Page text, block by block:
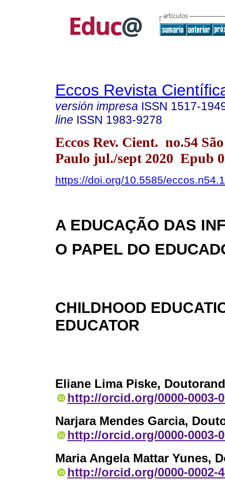
Eccos Revista
versión impresa ISSN 1517-
line ISSN 1983-9278
Eccos Rev. Cient. no.54 São
Paulo jul./sept 2020 Epub
https://doi.org/10.5585/
A EDUCAÇÃO DAS
O PAPEL DO
CHILDHOOD
EDUCATOR
Eliane Lima Piske,
http://orcid.org/0000-0003-
Narjara Mendes Garcia,
http://orcid.org/0000-0003-
Maria Angela Mattar Yunes,
http://orcid.org/0000-0002-